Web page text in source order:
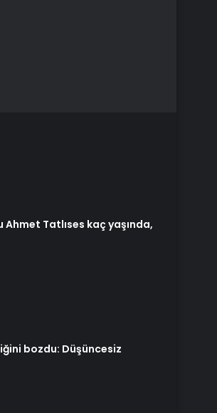
Tatlıses kaç yaşında,
bozdu: Düşüncesiz